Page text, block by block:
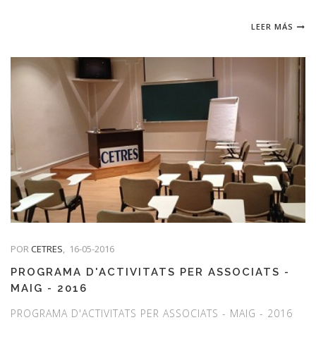
LEER MÁS
PORCETRES, 16-05-2016
PROGRAMA D'ACTIVITATS PER ASSOCIATS -
MAIG - 2016
PROGRAMA D'ACTIVITATS PER ASSOCIATS - MAIG - 2016